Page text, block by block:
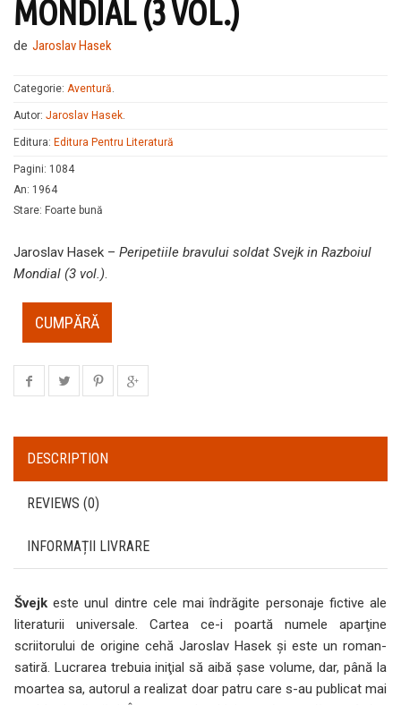
MONDIAL (3 VOL.)
de Jaroslav Hasek
Categorie: Aventură.
Autor: Jaroslav Hasek.
Editura: Editura Pentru Literatură
Pagini: 1084
An: 1964
Stare: Foarte bună
Jaroslav Hasek – Peripetiile bravului soldat Svejk in Razboiul
Mondial (3 vol.).
CUMPĂRĂ
DESCRIPTION
REVIEWS (0)
INFORMAȚII LIVRARE
Švejk este unul dintre cele mai îndrăgite personaje fictive ale
literaturii universale. Cartea ce-i poartă numele aparţine
scriitorului de origine cehă Jaroslav Hasek şi este un roman-
satiră. Lucrarea trebuia iniţial să aibă şase volume, dar, până la
moartea sa, autorul a realizat doar patru care s-au publicat mai